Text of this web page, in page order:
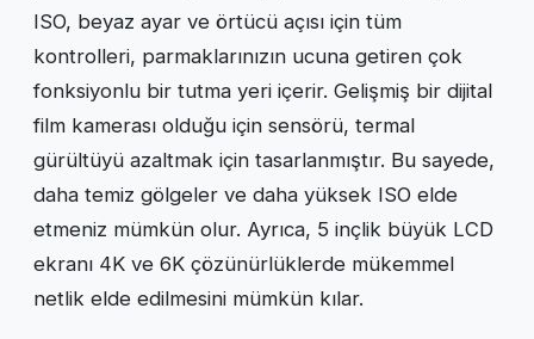
ISO, beyaz ayar ve örtücü açısı için tüm
kontrolleri, parmaklarınızın ucuna getiren çok
fonksiyonlu bir tutma yeri içerir. Gelişmiş bir dijital
film kamerası olduğu için sensörü, termal
gürültüyü azaltmak için tasarlanmıştır. Bu sayede,
daha temiz gölgeler ve daha yüksek ISO elde
etmeniz mümkün olur. Ayrıca, 5 inçlik büyük LCD
ekranı 4K ve 6K çözünürlüklerde mükemmel
netlik elde edilmesini mümkün kılar.